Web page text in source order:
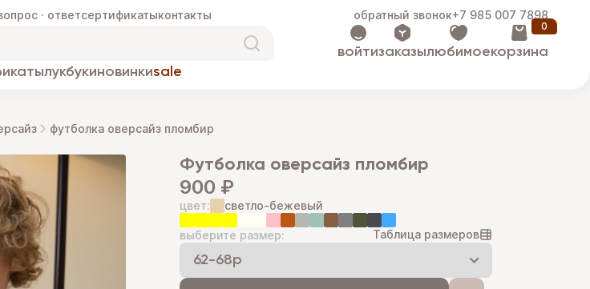
· ответсертификатыконтакты обратный звонок+7 985 007 7898
войтизаказылюбимое
0
корзина
лукбукиновинкиsale
футболка оверсайз пломбир
футболка оверсайз пломбир
900 ₽
цвет: светло-бежевый
выберите размер: Таблица размеров